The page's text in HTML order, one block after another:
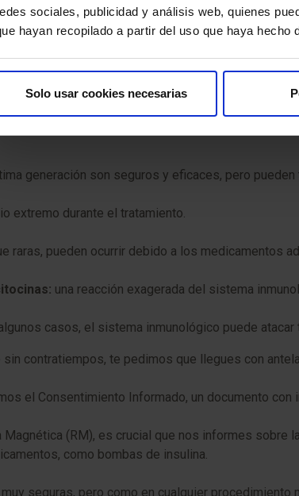
sociales, publicidad y análisis web, quienes
hayan recopilado a partir del uso que haya hecho
Solo usar cookies necesarias
la prueba
médico si tienes alergias a algún
para garantizar tu seguridad y la
tu médico.
generación son seguros y eficaces, pero
extremo durante el tratamiento.
raras, pueden ocurrir debido a los medicamentos
una reacción exagerada del sistema
casos, el sistema inmunológico puede
contratiempos, te pedimos que llegues con
el Consentimiento Informado, un documento
Magnética (RM), es crucial que nos informes
como bombas de insulina.
seguras, pero como en cualquier